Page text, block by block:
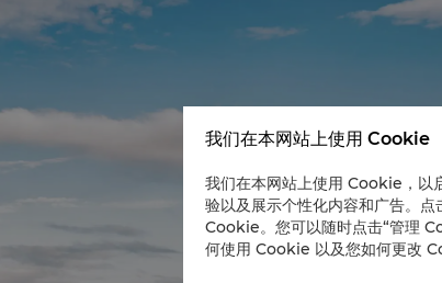
传统菜场、本地小吃，又汇聚创意店铺与咖啡馆，成为城市休闲
验温州地道生活与新鲜活力的绝佳去处。
约25分钟车程）
验温州历史与现代交融的魅力地标。
我们在本网站上使用 Cookie
我们在本网站上使用 Cookie，以
验以及展示个性化内容和广告。点
Cookie。您可以随时点击“管理
何使用 Cookie 以及您如何更改